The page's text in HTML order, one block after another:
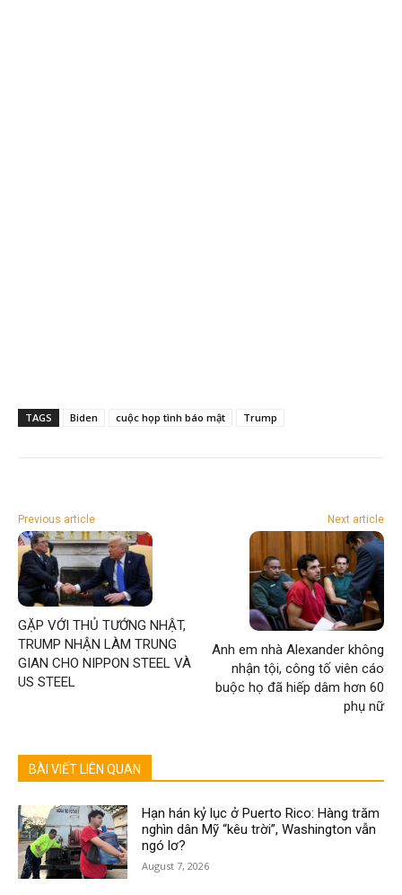
TAGS Biden cuộc họp tình báo mật Trump
Previous article
GẶP VỚI THỦ TƯỚNG NHẬT,
TRUMP NHẬN LÀM TRUNG
GIAN CHO NIPPON STEEL VÀ
US STEEL
Next article
Anh em nhà Alexander không
nhận tội, công tố viên cáo
buộc họ đã hiếp dâm hơn 60
phụ nữ
BÀI VIẾT LIÊN QUAN
Hạn hán kỷ lục ở Puerto Rico: Hàng trăm
nghìn dân Mỹ “kêu trời”, Washington vẫn
ngó lơ?
August 7, 2026